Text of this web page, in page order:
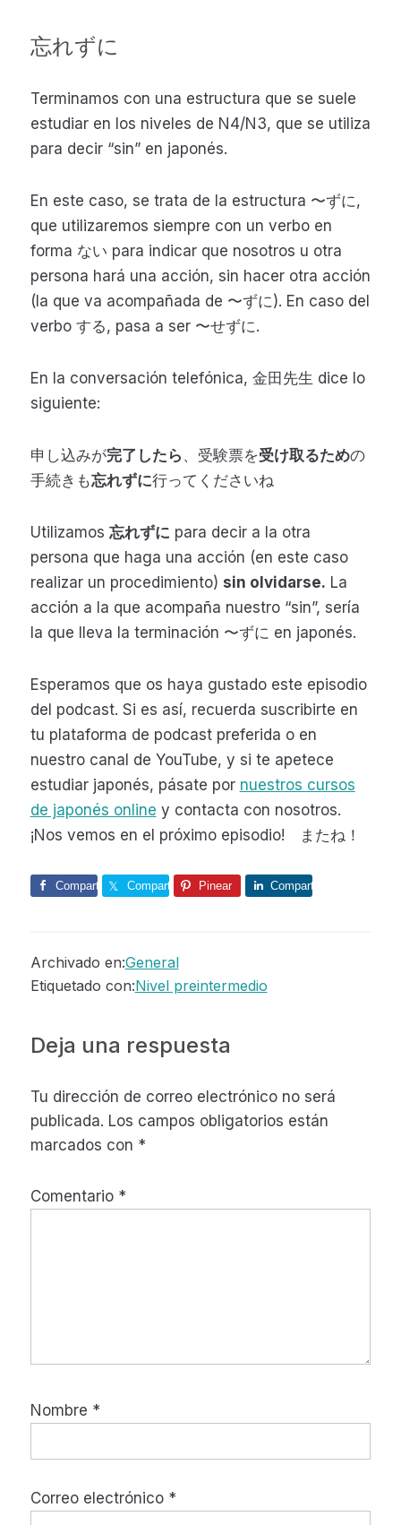
忘れずに
Terminamos con una estructura que se suele
estudiar en los niveles de N4/N3, que se utiliza
para decir “sin” en japonés.
En este caso, se trata de la estructura 〜ずに,
que utilizaremos siempre con un verbo en
forma ない para indicar que nosotros u otra
persona hará una acción, sin hacer otra acción
(la que va acompañada de 〜ずに). En caso del
verbo する, pasa a ser 〜せずに.
En la conversación telefónica, 金田先生 dice lo
siguiente:
申し込みが完了したら 、受験票を受け取るための
手続きも忘れずに行ってくださいね
Utilizamos 忘れずに para decir a la otra
persona que haga una acción (en este caso
realizar un procedimiento) sin olvidarse. La
acción a la que acompaña nuestro “sin”, sería
la que lleva la terminación 〜ずに en japonés.
Esperamos que os haya gustado este episodio
del podcast. Si es así, recuerda suscribirte en
tu plataforma de podcast preferida o en
nuestro canal de YouTube, y si te apetece
estudiar japonés, pásate por nuestros cursos
de japonés online y contacta con nosotros.
¡Nos vemos en el próximo episodio! またね！
Comparte Comparte Pinear Comparte
Archivado en:General
Etiquetado con:Nivel preintermedio
Interacciones
los
lectores
Deja una respuesta
Tu dirección de correo electrónico no será
publicada. Los campos obligatorios están
marcados con *
Comentario *
Nombre *
Correo electrónico *